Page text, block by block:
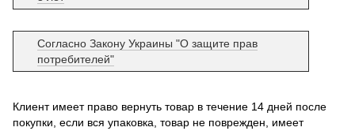
Согласно Закону Украины "О защите прав
потребителей"
Клиент имеет право вернуть товар в течение 14 дней после
покупки, если вся упаковка, товар не поврежден, имеет